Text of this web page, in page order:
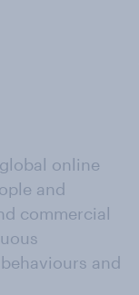
online
and
commercial
and